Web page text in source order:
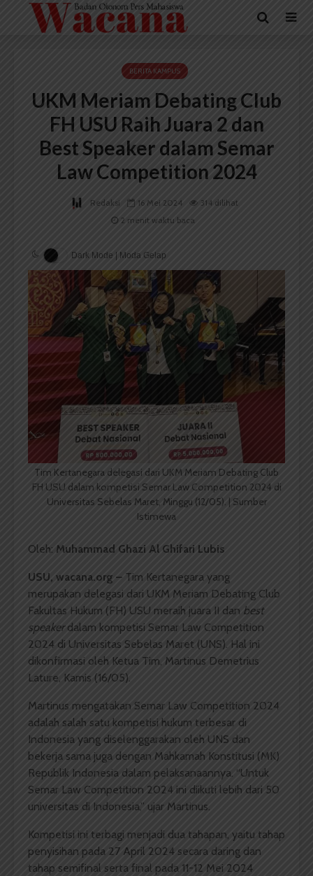
BERITA KAMPUS
UKM Meriam Debating Club
FH USU Raih Juara 2 dan
Best Speaker dalam Semar
Law Competition 2024
Redaksi 16 Mei 2024
314 dilihat
2 menit waktu baca
Dark Mode | Moda Gelap
Tim Kertanegara delegasi dari UKM Meriam Debating Club
FH USU dalam kompetisi Semar Law Competition 2024 di
Universitas Sebelas Maret, Minggu (12/05). | Sumber
Istimewa
Oleh: Muhammad Ghazi Al Ghifari Lubis
USU, wacana.org – Tim Kertanegara yang
merupakan delegasi dari UKM Meriam Debating Club
Fakultas Hukum (FH) USU meraih juara II dan best
speakerdalam kompetisi Semar Law Competition
2024 di Universitas Sebelas Maret (UNS). Hal ini
dikonfirmasi oleh Ketua Tim, Martinus Demetrius
Lature, Kamis (16/05).
Martinus mengatakan Semar Law Competition 2024
adalah salah satu kompetisi hukum terbesar di
Indonesia yang diselenggarakan oleh UNS dan
bekerja sama juga dengan Mahkamah Konstitusi (MK)
Republik Indonesia dalam pelaksanaannya. “Untuk
Semar Law Competition 2024 ini diikuti lebih dari 50
universitas di Indonesia,” ujar Martinus.
Kompetisi ini terbagi menjadi dua tahapan, yaitu tahap
penyisihan pada 27 April 2024 secara daring dan
tahap semifinal serta final pada 11-12 Mei 2024